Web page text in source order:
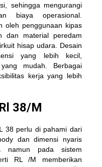
sehingga mengurangi
biaya operasional.
oleh penggunaan kipas
dan material peredam
hisap udara. Desain
yang lebih kecil,
mudah. ​​Berbagai
kerja yang lebih
38/M
38 perlu di pahami dari
dan dimensi nyaris
namun pada sistem
RL /M memberikan